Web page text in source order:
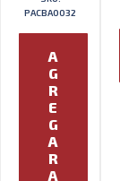
PACBA0032
A
G
R
E
G
A
R
A